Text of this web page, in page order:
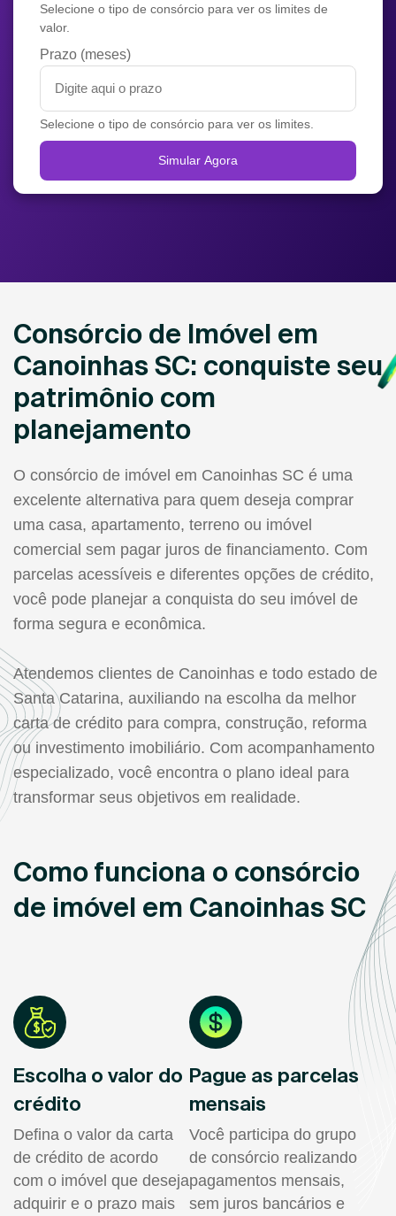
Selecione o tipo de consórcio para ver os limites de
valor.
Prazo (meses)
Selecione o tipo de consórcio para ver os limites.
Simular Agora
Consórcio de Imóvel em
Canoinhas SC: conquiste seu
patrimônio com
planejamento
O consórcio de imóvel em Canoinhas SC é uma
excelente alternativa para quem deseja comprar
uma casa, apartamento, terreno ou imóvel
comercial sem pagar juros de financiamento. Com
parcelas acessíveis e diferentes opções de crédito,
você pode planejar a conquista do seu imóvel de
forma segura e econômica.
Atendemos clientes de Canoinhas e todo estado de
Santa Catarina, auxiliando na escolha da melhor
carta de crédito para compra, construção, reforma
ou investimento imobiliário. Com acompanhamento
especializado, você encontra o plano ideal para
transformar seus objetivos em realidade.
Como funciona o consórcio
de imóvel em Canoinhas SC
Escolha o valor do
crédito
Defina o valor da carta
de crédito de acordo
com o imóvel que deseja
adquirir e o prazo mais
Pague as parcelas
mensais
Você participa do grupo
de consórcio realizando
pagamentos mensais,
sem juros bancários e